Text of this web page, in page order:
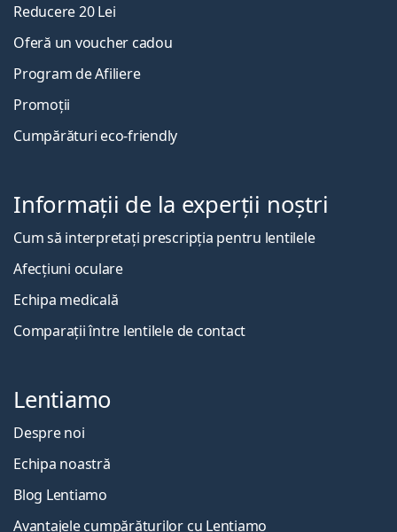
Reducere 20 Lei
Oferă un voucher cadou
Program de Afiliere
Promoții
Cumpărături eco-friendly
Informații de la experții noștri
Cum să interpretați prescripția pentru lentilele
Afecțiuni oculare
Echipa medicală
Comparații între lentilele de contact
Lentiamo
Despre noi
Echipa noastră
Blog Lentiamo
Avantajele cumpărăturilor cu Lentiamo